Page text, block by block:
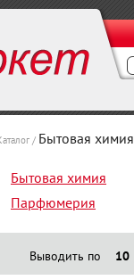
/ Бытовая
Бытовая химия
Парфюмерия
Выводить по 10